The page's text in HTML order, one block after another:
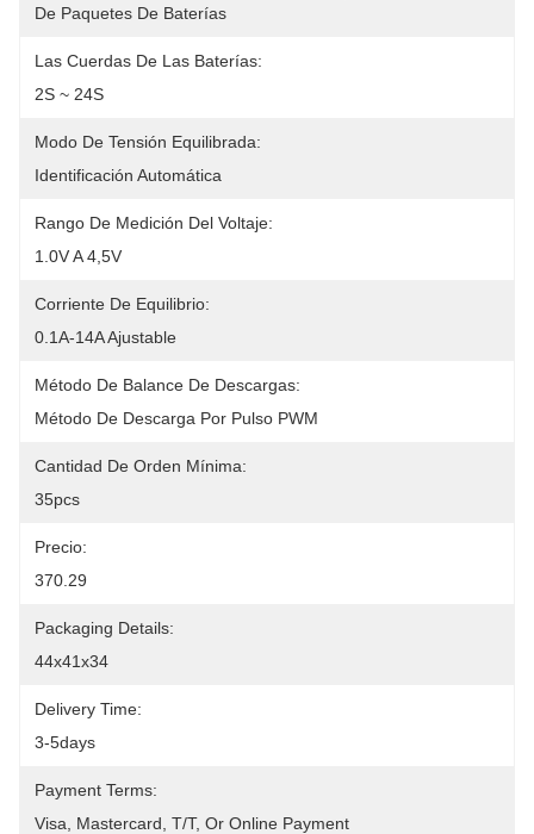
De Paquetes De Baterías
Las Cuerdas De Las Baterías:
2S ~ 24S
Modo De Tensión Equilibrada:
Identificación Automática
Rango De Medición Del Voltaje:
1.0V A 4,5V
Corriente De Equilibrio:
0.1A-14A Ajustable
Método De Balance De Descargas:
Método De Descarga Por Pulso PWM
Cantidad De Orden Mínima:
35pcs
Precio:
370.29
Packaging Details:
44x41x34
Delivery Time:
3-5days
Payment Terms:
Visa, Mastercard, T/T, Or Online Payment